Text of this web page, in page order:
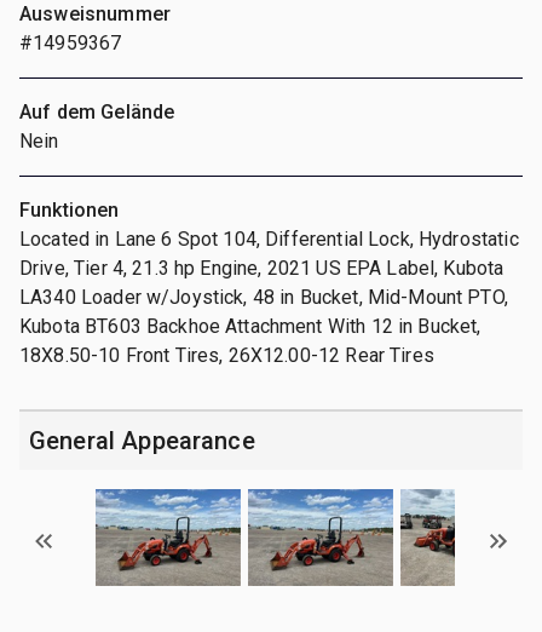
Ausweisnummer
#14959367
Auf dem Gelände
Nein
Funktionen
Located in Lane 6 Spot 104, Differential Lock, Hydrostatic
Drive, Tier 4, 21.3 hp Engine, 2021 US EPA Label, Kubota
LA340 Loader w/Joystick, 48 in Bucket, Mid-Mount PTO,
Kubota BT603 Backhoe Attachment With 12 in Bucket,
18X8.50-10 Front Tires, 26X12.00-12 Rear Tires
General Appearance